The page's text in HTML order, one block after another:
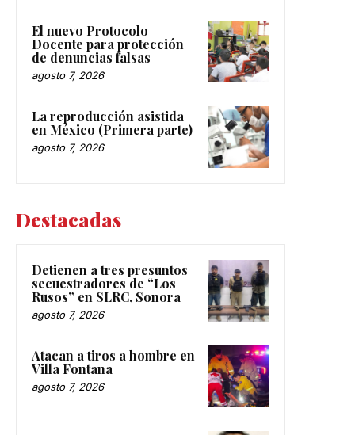
El nuevo Protocolo
Docente para protección
de denuncias falsas
agosto 7, 2026
La reproducción asistida
en México (Primera parte)
agosto 7, 2026
Destacadas
Detienen a tres presuntos
secuestradores de “Los
Rusos” en SLRC, Sonora
agosto 7, 2026
Atacan a tiros a hombre en
Villa Fontana
agosto 7, 2026